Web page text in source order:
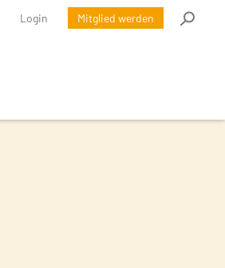
Login Mitglied werden